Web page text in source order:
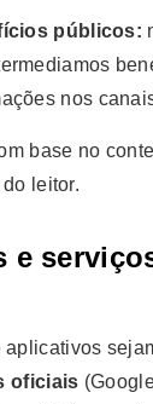
públicos:
nos
base no
leitor.
e
aplicativos
oficiais